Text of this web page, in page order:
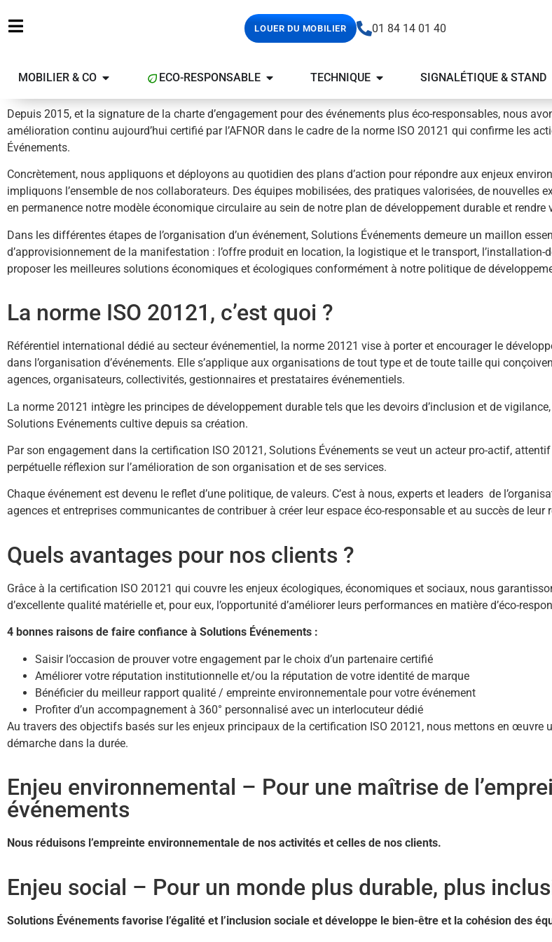
LOUER DU MOBILIER 01 84 14 01 40
MOBILIER & CO ECO-RESPONSABLE TECHNIQUE SIGNALÉTIQUE & STAND
Depuis 2015, et la signature de la charte d’engagement pour des événements plus éco-responsables, nous
amélioration continu aujourd’hui certifié par l’AFNOR dans le cadre de la norme ISO 20121 qui confirme les
Événements.
Concrètement, nous appliquons et déployons au quotidien des plans d’action pour répondre aux enjeux
impliquons l’ensemble de nos collaborateurs. Des équipes mobilisées, des pratiques valorisées, de nouvelles
en permanence notre modèle économique circulaire au sein de notre plan de développement durable et
Dans les différentes étapes de l’organisation d’un événement, Solutions Événements demeure un maillon
d’approvisionnement de la manifestation : l’offre produit en location, la logistique et le transport,
proposer les meilleures solutions économiques et écologiques conformément à notre politique de
La norme ISO 20121, c’est quoi ?
Référentiel international dédié au secteur événementiel, la norme 20121 vise à porter et encourager le
dans l’organisation d’événements. Elle s’applique aux organisations de tout type et de toute taille qui
agences, organisateurs, collectivités, gestionnaires et prestataires événementiels.
La norme 20121 intègre les principes de développement durable tels que les devoirs d’inclusion et de
Solutions Evénements cultive depuis sa création.
Par son engagement dans la certification ISO 20121, Solutions Événements se veut un acteur pro-actif,
perpétuelle réflexion sur l’amélioration de son organisation et de ses services.
Chaque événement est devenu le reflet d’une politique, de valeurs. C’est à nous, experts et leaders de
agences et entreprises communicantes de contribuer à créer leur espace éco-responsable et au succès de leur
Quels avantages pour nos clients ?
Grâce à la certification ISO 20121 qui couvre les enjeux écologiques, économiques et sociaux, nous
d’excellente qualité matérielle et, pour eux, l’opportunité d’améliorer leurs performances en matière d’éco-
4 bonnes raisons de faire confiance à Solutions Événements :
Saisir l’occasion de prouver votre engagement par le choix d’un partenaire certifié
Améliorer votre réputation institutionnelle et/ou la réputation de votre identité de marque
Bénéficier du meilleur rapport qualité / empreinte environnementale pour votre événement
Profiter d’un accompagnement à 360° personnalisé avec un interlocuteur dédié
Au travers des objectifs basés sur les enjeux principaux de la certification ISO 20121, nous mettons en œuvre
démarche dans la durée.
Enjeu environnemental – Pour une maîtrise de
événements
Nous réduisons l’empreinte environnementale de nos activités et celles de nos clients.
Enjeu social – Pour un monde plus durable, plus
Solutions Événements favorise l’égalité et l’inclusion sociale et développe le bien-être et la cohésion des